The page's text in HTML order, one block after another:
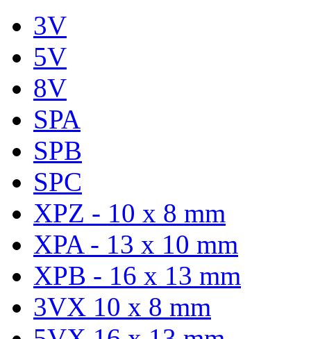
3V
5V
8V
SPA
SPB
SPC
XPZ - 10 x 8 mm
XPA - 13 x 10 mm
XPB - 16 x 13 mm
3VX 10 x 8 mm